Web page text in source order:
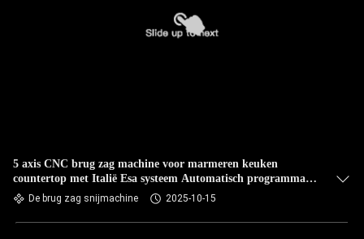
5 axis CNC brug zag machine voor marmeren keuken
countertop met Italië Esa systeem Automatisch programma
Software Steen snijden
De brug zag snijmachine 2025-10-15